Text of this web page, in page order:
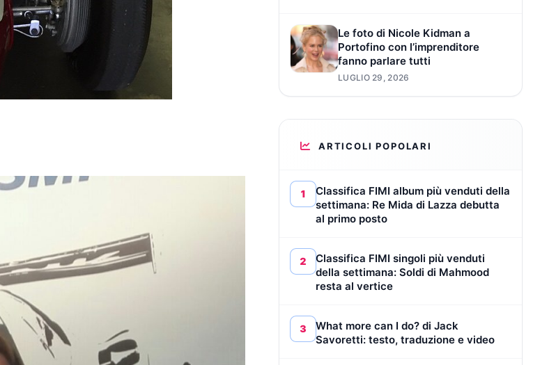
Le foto di Nicole Kidman a
Portofino con l’imprenditore
fanno parlare tutti
LUGLIO 29, 2026
ARTICOLI POPOLARI
1
Classifica FIMI album più venduti della
settimana: Re Mida di Lazza debutta
al primo posto
2
Classifica FIMI singoli più venduti
della settimana: Soldi di Mahmood
resta al vertice
3
What more can I do? di Jack
Savoretti: testo, traduzione e video